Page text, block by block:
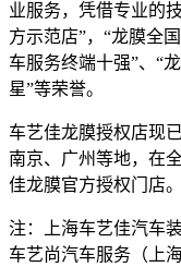
业服务，凭借专业的
方示范店”，“龙膜全
车服务终端十强”、“
星”等荣誉。
车艺佳龙膜授权店现
南京、广州等地，在
佳龙膜官方授权门店。
注：上海车艺佳汽车
车艺尚汽车服务（上